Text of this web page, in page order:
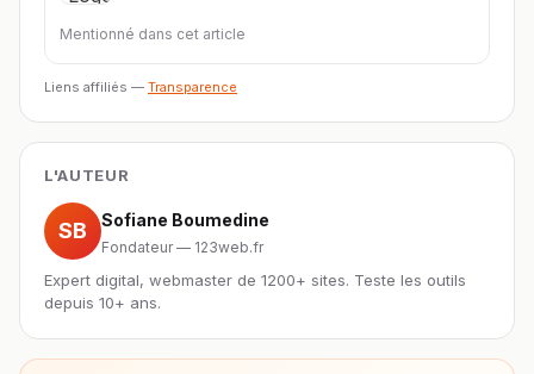
Mentionné dans cet article
Liens affiliés — Transparence
L'AUTEUR
SB Sofiane Boumedine
Fondateur — 123web.fr
Expert digital, webmaster de 1200+ sites. Teste les outils
depuis 10+ ans.